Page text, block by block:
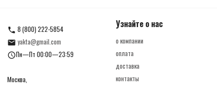
8 (800) 222-5854
yakta@gmail.com
Пн—Пт 00:00—23:59
Москва,
Узнайте о нас
о компании
оплата
доставка
контакты